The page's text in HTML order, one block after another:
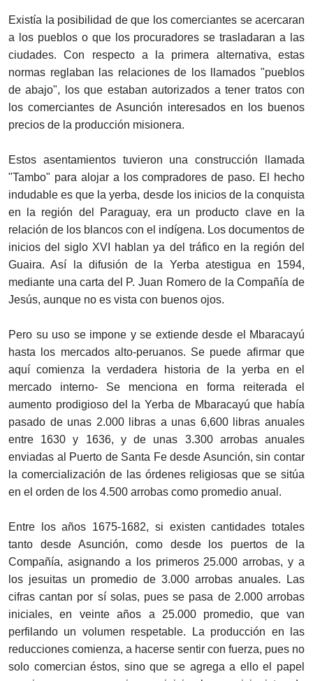
Existía la posibilidad de que los comerciantes se acercaran
a los pueblos o que los procuradores se trasladaran a las
ciudades. Con respecto a la primera alternativa, estas
normas reglaban las relaciones de los llamados "pueblos
de abajo", los que estaban autorizados a tener tratos con
los comerciantes de Asunción interesados en los buenos
precios de la producción misionera.
Estos asentamientos tuvieron una construcción llamada
"Tambo" para alojar a los compradores de paso. El hecho
indudable es que la yerba, desde los inicios de la conquista
en la región del Paraguay, era un producto clave en la
relación de los blancos con el indígena. Los documentos de
inicios del siglo XVI hablan ya del tráfico en la región del
Guaira. Así la difusión de la Yerba atestigua en 1594,
mediante una carta del P. Juan Romero de la Compañía de
Jesús, aunque no es vista con buenos ojos.
Pero su uso se impone y se extiende desde el Mbaracayú
hasta los mercados alto-peruanos. Se puede afirmar que
aquí comienza la verdadera historia de la yerba en el
mercado interno- Se menciona en forma reiterada el
aumento prodigioso del la Yerba de Mbaracayú que había
pasado de unas 2.000 libras a unas 6,600 libras anuales
entre 1630 y 1636, y de unas 3.300 arrobas anuales
enviadas al Puerto de Santa Fe desde Asunción, sin contar
la comercialización de las órdenes religiosas que se sitúa
en el orden de los 4.500 arrobas como promedio anual.
Entre los años 1675-1682, si existen cantidades totales
tanto desde Asunción, como desde los puertos de la
Compañía, asignando a los primeros 25.000 arrobas, y a
los jesuitas un promedio de 3.000 arrobas anuales. Las
cifras cantan por sí solas, pues se pasa de 2.000 arrobas
iniciales, en veinte años a 25.000 promedio, que van
perfilando un volumen respetable. La producción en las
reducciones comienza, a hacerse sentir con fuerza, pues no
solo comercian éstos, sino que se agrega a ello el papel